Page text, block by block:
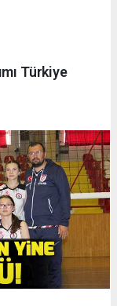
Türkiye